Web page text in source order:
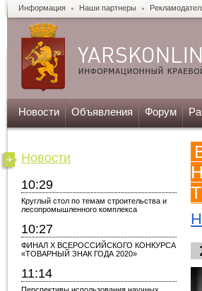
Информация Наши партнеры
Новости Объявления Форум
Новости
10:29
Круглый стол по темам строительства и
лесопромышленного комплекса
10:27
ФИНАЛ X ВСЕРОССИЙСКОГО КОНКУРСА
«ТОВАРНЫЙ ЗНАК ГОДА 2020»
11:14